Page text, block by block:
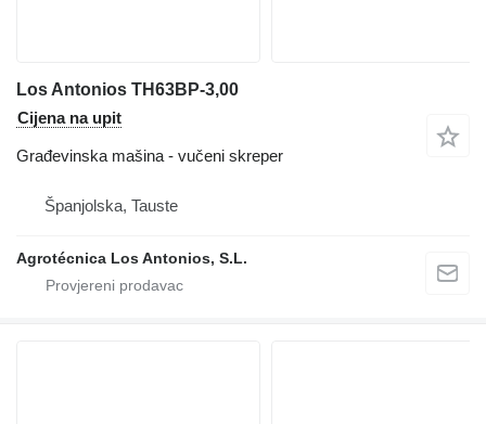
Los Antonios TH63BP-3,00
Cijena na upit
Građevinska mašina - vučeni skreper
Španjolska, Tauste
Agrotécnica Los Antonios, S.L.